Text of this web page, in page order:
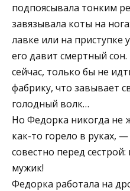
подпоясывала тонким
завязывала коты на
лавке или на приступке
его давит смертный
сейчас, только бы не
фабрику, что завывает
голодный волк…
Но Федорка никогда не
как-то горело в руках,
совестно перед
мужик!
Федорка работала на